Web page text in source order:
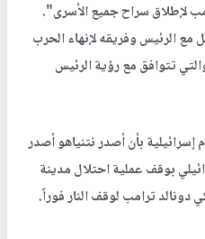
لإطلاق سراح جميع الأسرى".
الرئيس وفريقه لإنهاء الحرب
تتوافق مع رؤية الرئيس
بأن أصدر نتنياهو أصدر
بوقف عملية احتلال مدينة
دونالد ترامب لوقف النار فوراً.